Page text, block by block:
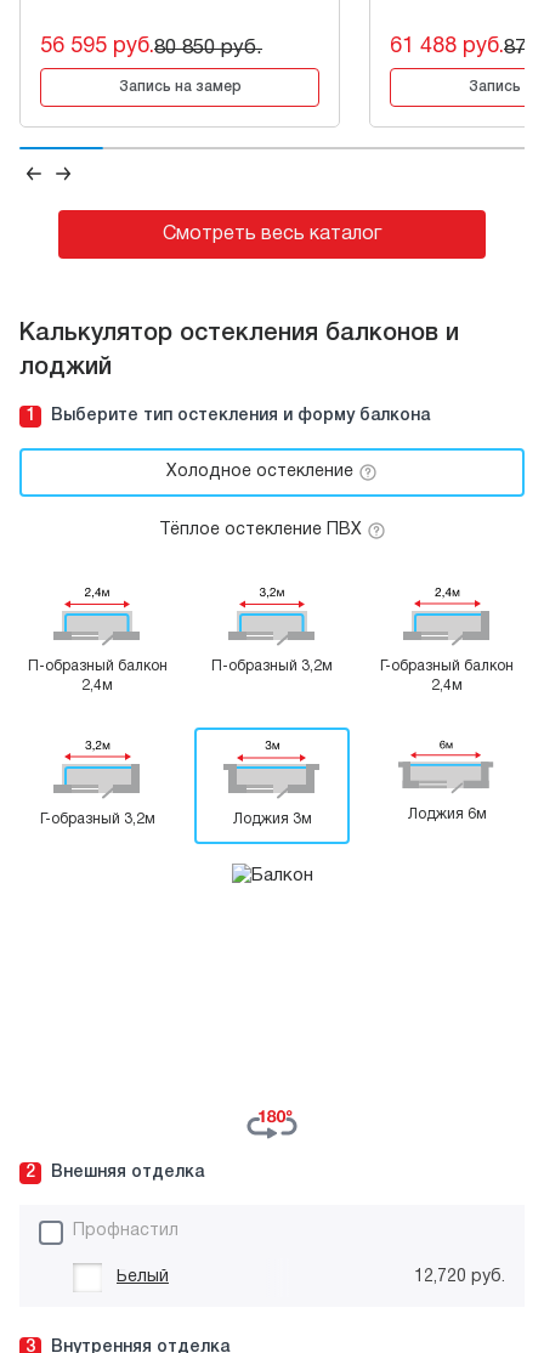
56 595 руб.80 850 руб.
Запись на замер
61 488 руб.87
Запись
Смотреть весь каталог
Калькулятор остекления балконов и
лоджий
1 Выберите тип остекления и форму балкона
Холодное остекление
Тёплое остекление ПВХ
П-образный балкон
2,4м
П-образный 3,2м Г-образный балкон
2,4м
Г-образный 3,2м Лоджия 3м Лоджия 6м
2 Внешняя отделка
Профнастил
Белый 12,720 руб.
3 Внутренняя отделка